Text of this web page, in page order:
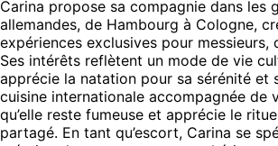
Carina propose sa compagnie dans les
allemandes, de Hambourg à Cologne,
expériences exclusives pour messieurs,
Ses intérêts reflètent un mode de vie
apprécie la natation pour sa sérénité et
cuisine internationale accompagnée de
qu’elle reste fumeuse et apprécie le
partagé. En tant qu’escort, Carina se